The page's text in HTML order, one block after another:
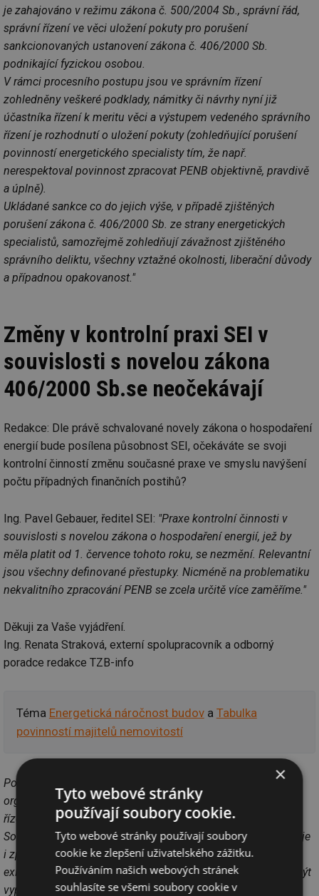
je zahajováno v režimu zákona č. 500/2004 Sb., správní řád,
správní řízení ve věci uložení pokuty pro porušení
sankcionovaných ustanovení zákona č. 406/2000 Sb.
podnikající fyzickou osobou.
V rámci procesního postupu jsou ve správním řízení
zohledněny veškeré podklady, námitky či návrhy nyní již
účastníka řízení k meritu věci a výstupem vedeného správního
řízení je rozhodnutí o uložení pokuty (zohledňující porušení
povinností energetického specialisty tím, že např.
nerespektoval povinnost zpracovat PENB objektivně, pravdivě
a úplně).
Ukládané sankce co do jejich výše, v případě zjištěných
porušení zákona č. 406/2000 Sb. ze strany energetických
specialistů, samozřejmě zohledňují závažnost zjištěného
správního deliktu, všechny vztažné okolnosti, liberační důvody
a případnou opakovanost."
Změny v kontrolní praxi SEI v
souvislosti s novelou zákona
406/2000 Sb.se neočekávají
Redakce: Dle právě schvalované novely zákona o hospodaření
energií bude posílena působnost SEI, očekáváte se svoji
kontrolní činností změnu současné praxe ve smyslu navýšení
počtu případných finančních postihů?
Ing. Pavel Gebauer, ředitel SEI: "Praxe kontrolní činnosti v
souvislosti s novelou zákona o hospodaření energií, jež by
měla platit od 1. července tohoto roku, se nezmění. Relevantní
jsou všechny definované přestupky. Nicméně na problematiku
nekvalitního zpracování PENB se zcela určitě více zaměříme."
Děkuji za Vaše vyjádření.
Ing. Renata Straková, externí spolupracovník a odborný
poradce redakce TZB-info
Téma Energetická náročnost budova Tabulka
povinností majitelů nemovitostí
Pozn. redakce: Státní energetická inspekce je dotčeným
orgánem státní správy při stavebním řízení a v rámci tohoto
řízení vydává závazná stanoviska k projektové dokumentaci.
Součástí projektové dokumentace k výstavbě nových budov je
i zpracovaný PENB. Kontroly ze strany SEI se týkají nejen
existence průkazů, ale i obsahové správnosti. Průkazy mají být
vypracovány na základě vyhlášky č.78/2013Sb., která
×
Tyto webové stránky
používají soubory cookie.
Tyto webové stránky používají soubory
cookie ke zlepšení uživatelského zážitku.
Používáním našich webových stránek
souhlasíte se všemi soubory cookie v